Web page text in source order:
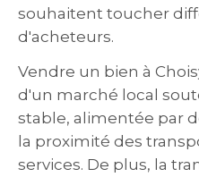
souhaitent toucher
d'acheteurs.
Vendre un bien à
d'un marché local
stable, alimentée par
la proximité des
services. De plus, la